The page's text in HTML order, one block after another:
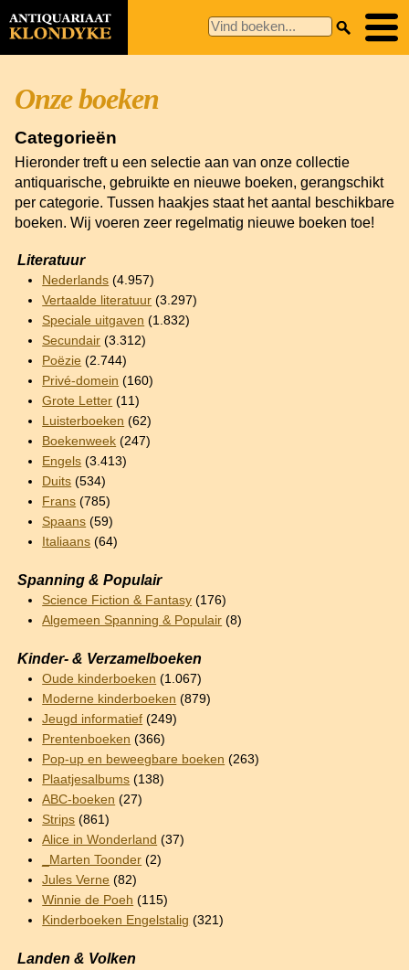
Onze boeken
Categorieën
Hieronder treft u een selectie aan van onze collectie
antiquarische, gebruikte en nieuwe boeken, gerangschikt
per categorie. Tussen haakjes staat het aantal beschikbare
boeken. Wij voeren zeer regelmatig nieuwe boeken toe!
Literatuur
Nederlands (4.957)
Vertaalde literatuur (3.297)
Speciale uitgaven (1.832)
Secundair (3.312)
Poëzie (2.744)
Privé-domein (160)
Grote Letter (11)
Luisterboeken (62)
Boekenweek (247)
Engels (3.413)
Duits (534)
Frans (785)
Spaans (59)
Italiaans (64)
Spanning & Populair
Science Fiction & Fantasy (176)
Algemeen Spanning & Populair (8)
Kinder- & Verzamelboeken
Oude kinderboeken (1.067)
Moderne kinderboeken (879)
Jeugd informatief (249)
Prentenboeken (366)
Pop-up en beweegbare boeken (263)
Plaatjesalbums (138)
ABC-boeken (27)
Strips (861)
Alice in Wonderland (37)
_Marten Toonder (2)
Jules Verne (82)
Winnie de Poeh (115)
Kinderboeken Engelstalig (321)
Landen & Volken